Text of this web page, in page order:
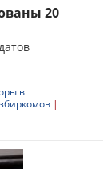
20
в
|